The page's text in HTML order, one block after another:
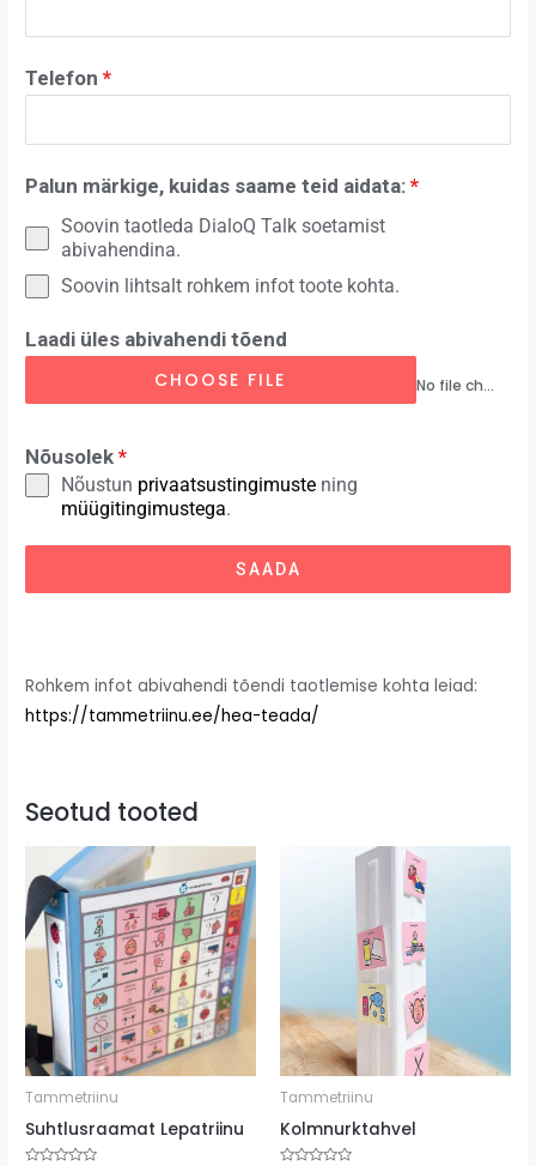
Telefon*
Palun märkige, kuidas saame teid aidata:*
Soovin taotleda DialoQ Talk soetamist
abivahendina.
Soovin lihtsalt rohkem infot toote kohta.
Laadi üles abivahendi tõend
CHOOSE FILE
No file chosen
Nõusolek*
Nõustun privaatsustingimuste ning
müügitingimustega.
SAADA
Rohkem infot abivahendi tõendi taotlemise kohta leiad:
https://tammetriinu.ee/hea-teada/
Seotud tooted
Tammetriinu
Suhtlusraamat Lepatriinu
Tammetriinu
Kolmnurktahvel